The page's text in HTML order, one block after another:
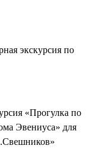
экскурсия по
«Прогулка по
Эвениуса» для